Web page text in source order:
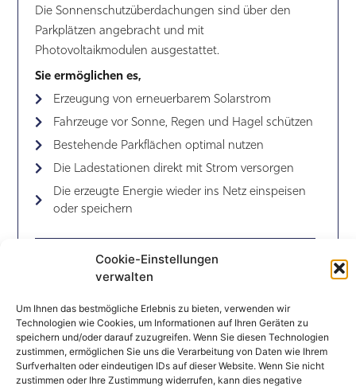
Cookie-Einstellungen
verwalten
Um Ihnen das bestmögliche Erlebnis zu bieten, verwenden wir
Technologien wie Cookies, um Informationen auf Ihren Geräten zu
speichern und/oder darauf zuzugreifen. Wenn Sie diesen Technologien
zustimmen, ermöglichen Sie uns die Verarbeitung von Daten wie Ihrem
Surfverhalten oder eindeutigen IDs auf dieser Website. Wenn Sie nicht
zustimmen oder Ihre Zustimmung widerrufen, kann dies negative
Die Sonnenschutzüberdachungen sind über den
Parkplätzen angebracht und mit
Photovoltaikmodulen ausgestattet.
Sie ermöglichen es,
Erzeugung von erneuerbarem Solarstrom
Fahrzeuge vor Sonne, Regen und Hagel schützen
Bestehende Parkflächen optimal nutzen
Die Ladestationen direkt mit Strom versorgen
Die erzeugte Energie wieder ins Netz einspeisen
oder speichern
Batteriespeicher
Die Batterie speichert die tagsüber erzeugte
Solarenergie, damit sie genutzt werden kann, wenn
die Erzeugung geringer ist oder der Bedarf steigt.
Die Speicherung ermöglicht insbesondere: